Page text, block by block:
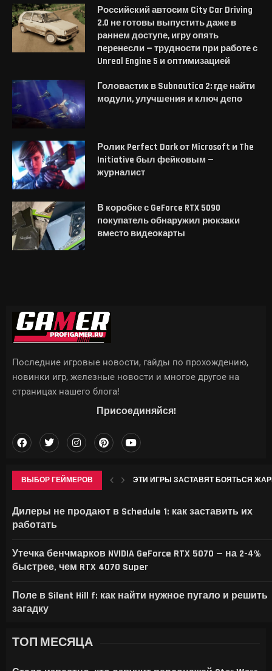
Российский автосим City Car Driving
2.0 не готовы выпустить даже в
раннем доступе, игру опять
перенесли — трудности при работе с
Unreal Engine 5 и оптимизацией
Головастик в Subnautica 2: где найти
модули, улучшения и ключ депо
Ролик Perfect Dark от Microsoft и The
Initiative был фейковым —
журналист
В коробке с GeForce RTX 5090
покупатель обнаружил рюкзаки
вместо видеокарты
ВЫБОР ГЕЙМЕРОВ ЭТИ ИГРЫ ЗАСТАВЯТ БОЯТЬСЯ ЖАРЫ:
Дилеры не продают в Schedule 1: как заставить их
работать
Утечка бенчмарков NVIDIA GeForce RTX 5070 — на 2-4%
быстрее, чем RTX 4070 Super
Поле в Silent Hill f: как найти нужное пугало и решить
загадку
Последние игровые новости, гайды по прохождению,
новинки игр, железные новости и многое другое на
страницах нашего блога!
Присоединяйся!
ТОП МЕСЯЦА